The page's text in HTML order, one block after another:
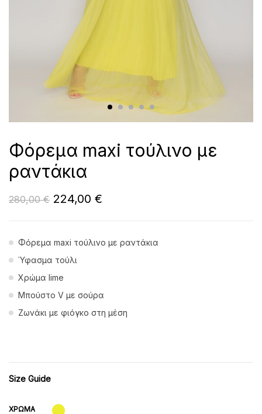
Φόρεμα maxi τούλινο με
ραντάκια
280,00€ 224,00 €
Φόρεμα maxi τούλινο με ραντάκια
Ύφασμα τούλι
Χρώμα lime
Μπούστο V με σούρα
Ζωνάκι με φιόγκο στη μέση
Size Guide
ΧΡΏΜΑ